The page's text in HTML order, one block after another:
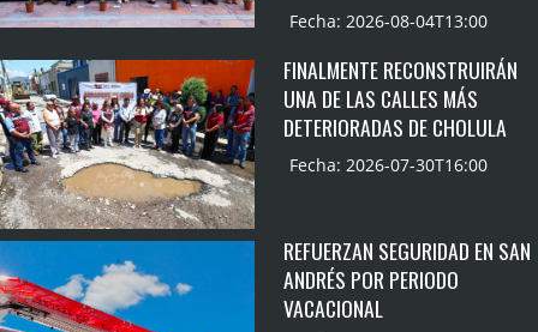
Fecha: 2026-08-04T13:00
FINALMENTE RECONSTRUIRÁN
UNA DE LAS CALLES MÁS
DETERIORADAS DE CHOLULA
Fecha: 2026-07-30T16:00
REFUERZAN SEGURIDAD EN SAN
ANDRÉS POR PERIODO
VACACIONAL